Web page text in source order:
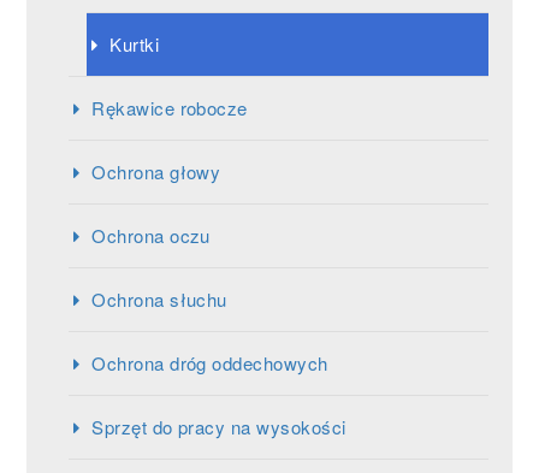
Kurtki
Rękawice robocze
Ochrona głowy
Ochrona oczu
Ochrona słuchu
Ochrona dróg oddechowych
Sprzęt do pracy na wysokości